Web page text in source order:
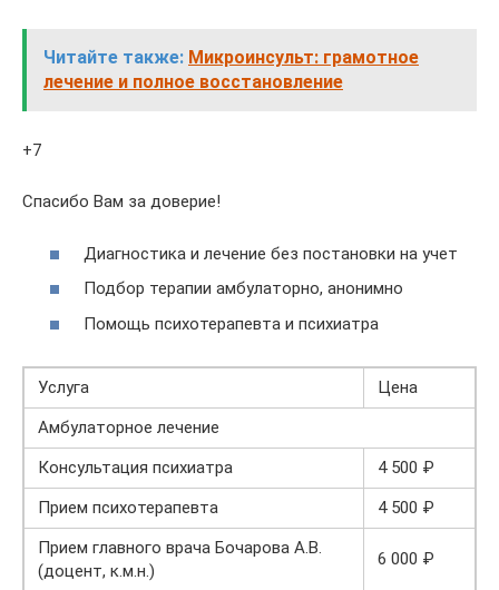
Читайте также: Микроинсульт: грамотное
лечение и полное восстановление
+7
Спасибо Вам за доверие!
Диагностика и лечение без постановки на учет
Подбор терапии амбулаторно, анонимно
Помощь психотерапевта и психиатра
Услуга
Цена
Амбулаторное лечение
Консультация психиатра
4 500 ₽
Прием психотерапевта
4 500 ₽
Прием главного врача Бочарова А.В.
(доцент, к.м.н.)
6 000 ₽